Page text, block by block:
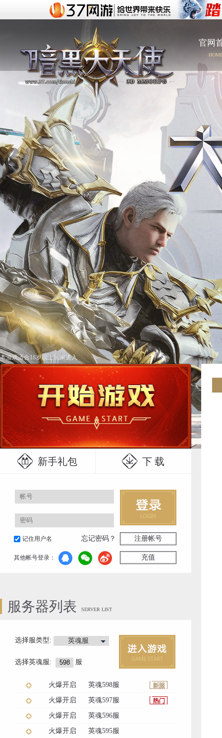
官网
本游戏适合18岁以上玩家进入
新手礼包 下 载
记住用户名 忘记密码？ 注册帐号
充值
其他帐号登录：
服务器列表 SERVER LIST
选择服类型: 英魂服
选择英魂服: 服
火爆开启 英魂598服
火爆开启 英魂597服
火爆开启 英魂596服
火爆开启 英魂595服